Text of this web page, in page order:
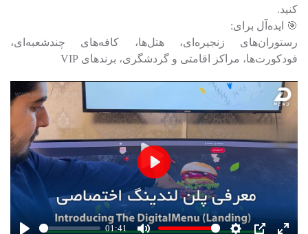
کنید.
🎯 ایده‌آل برای:
رستوران‌های زنجیره‌ای، هتل‌ها، کافه‌های چندشعبه‌ای،
فودکورت‌ها، مراکز اقامتی و گردشگری، برندهای VIP
01:41
Play